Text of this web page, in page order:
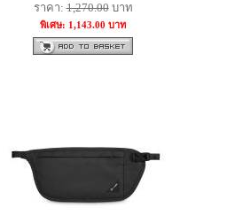
ราคา:1,270.00บาท
พิเศษ: 1,143.00 บาท